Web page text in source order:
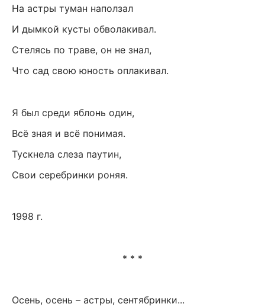
На астры туман наползал
И дымкой кусты обволакивал.
Стелясь по траве, он не знал,
Что сад свою юность оплакивал.
Я был среди яблонь один,
Всё зная и всё понимая.
Тускнела слеза паутин,
Свои серебринки роняя.
1998 г.
* * *
Осень, осень – астры, сентябринки...